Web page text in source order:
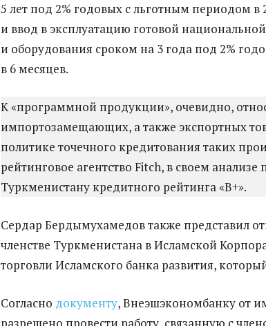
5 лет под 2% годовых с льготным периодом в
и ввод в эксплуатацию готовой
и оборудования сроком на 3 года под 2%
в 6 месяцев.
К «программной продукции», очевидно,
импортозамещающих, а также экспортных
политике точечного кредитования таких
рейтинговое агентство Fitch, в своем анализе
Туркменистану кредитного рейтинга «B+».
Сердар Бердымухамедов также представил
членстве Туркменистана в Исламской
торговли Исламского банка развития,
Согласно документу, Внеэшэкономбанку от